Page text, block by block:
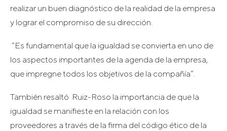
realizar un buen diagnóstico de la realidad de la empresa
y lograr el compromiso de su dirección.
“Es fundamental que la igualdad se convierta en uno de
los aspectos importantes de la agenda de la empresa,
que impregne todos los objetivos de la compañía”.
También resaltó Ruiz-Roso la importancia de que la
igualdad se manifieste en la relación con los
proveedores a través de la firma del código ético de la